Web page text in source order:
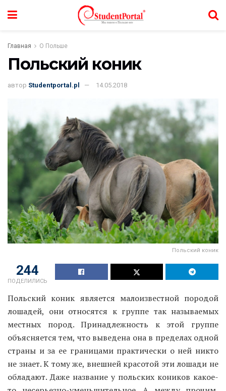
Главная О Польше
Польский коник
автор Studentportal.pl 14.05.2018
Польский коник
244
ПОДЕЛИЛИСЬ
Польский коник является малоизвестной породой
лошадей, они относятся к группе так называемых
местных пород. Принадлежность к этой группе
объясняется тем, что выведена она в пределах одной
страны и за ее границами практически о ней никто
не знает. К тому же, внешней красотой эти лошади не
обладают. Даже название у польских коников какое-